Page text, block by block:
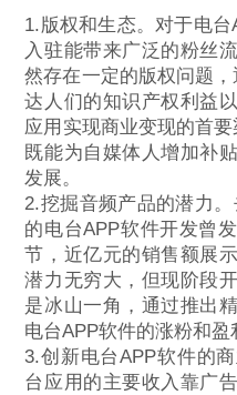
1.版权和生态。对于电
入驻能带来广泛的粉丝
然存在一定的版权问题
达人们的知识产权利益
应用实现商业变现的首
既能为自媒体人增加补
发展。
2.挖掘音频产品的潜力
的电台APP软件开发曾
节，近亿元的销售额展
潜力无穷大，但现阶段
是冰山一角，通过推出
电台APP软件的涨粉和盈
3.创新电台APP软件的
台应用的主要收入靠广